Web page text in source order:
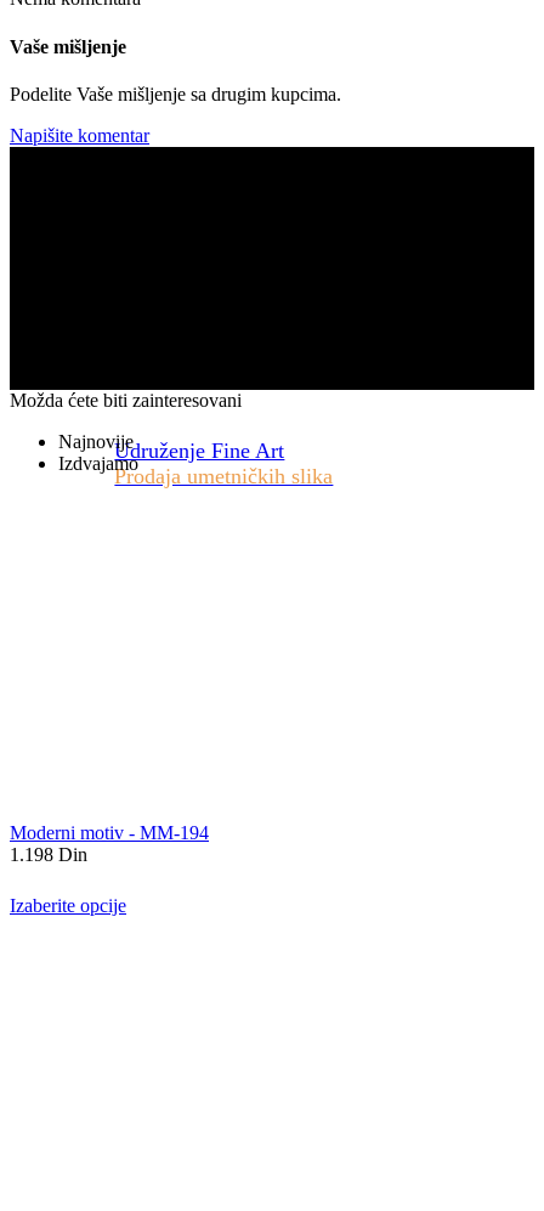
Vaše mišljenje
Podelite Vaše mišljenje sa drugim kupcima.
Napišite komentar
Udruženje Fine Art
Prodaja umetničkih slika
Možda ćete biti zainteresovani
Najnovije
Izdvajamo
Moderni motiv - MM-194
1.198 Din
Izaberite opcije